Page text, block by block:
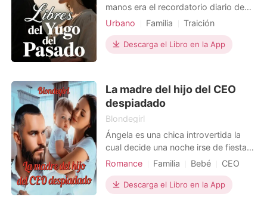
manos era el recordatorio diario de
una vida que no me pertenecía,
Ángeles mientras los míos se
desvanecían. Mi esposo, "El
gélida en nuestro hogar, un fantasma
d
Urbano Familia
Traición
Divorcio
Matrimonio por contrato
Descarga el Libro en la App
La madre del hijo del CEO
despiadado
Blondegirl
Ángela es una chica introvertida la
cual decide una noche irse de fiesta
con su mejor amiga a un club, lo que
a Archer Spencer, el millonario que
cambiaría su vida para siempre en
Romance Familia Bebé
CEO
Encantadora
Relación de una noche
Descarga el Libro en la App